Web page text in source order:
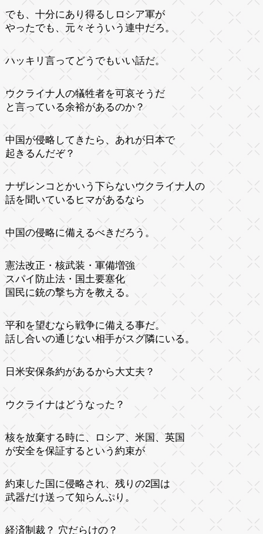
でも、十分にあり得るしロシア軍が
やったでも、元々そういう連中だろ。
ハッキリ言ってどうでもいい話だ。
ウクライナ人の犠牲者を可哀そうだ
と言っている余裕があるのか？
中国が侵略してきたら、あれが日本で
起きるんだぞ？
ナザレンコとかいう下らないウクライナ人の
話を聞いているヒマがあるなら
中国の侵略に備えるべきだろう。
憲法改正・核武装・軍備増強
スパイ防止法・国土要塞化
国民に銃の撃ち方を教える。
平和を望むなら戦争に備える事だ。
話し合いの通じない相手がスグ隣にいる。
日米安保条約があるから大丈夫？
ウクライナはどうなった？
核を放棄する時に、ロシア、米国、英国
が安全を保証するという約束が
約束した国に侵略され、残りの2国は
武器だけ送って知らんぷり。
経済制裁？ 穴だらけの？